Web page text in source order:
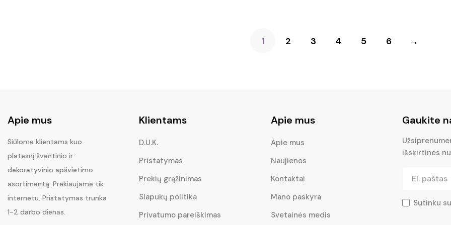
1 2 3 4 5 6 →
Apie mus
Siūlome klientams kuo
platesnį šventinio ir
dekoratyvinio apšvietimo
asortimentą. Prekiaujame tik
internetu. Pristatymas trunka
1-2 darbo dienas.
Klientams
D.U.K.
Pristatymas
Prekių grąžinimas
Slapukų politika
Privatumo pareiškimas
Apie mus
Apie mus
Naujienos
Kontaktai
Mano paskyra
Svetainės medis
Gaukite
išskirtines
Sutinku su